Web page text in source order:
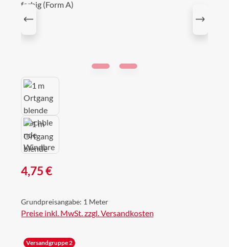
Regulärer Preis:
4,75 €
Grundpreisangabe: 1 Meter
Preise inkl. MwSt. zzgl. Versandkosten
Versandgruppe 2